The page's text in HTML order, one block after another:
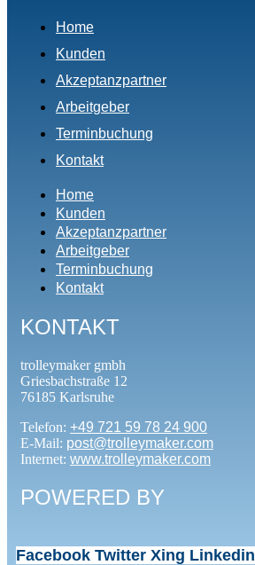
Home
Kunden
Akzeptanzpartner
Arbeitgeber
Terminbuchung
Kontakt
Home
Kunden
Akzeptanzpartner
Arbeitgeber
Terminbuchung
Kontakt
KONTAKT
trolleymaker gmbh
Griesbachstraße 12
76185 Karlsruhe
Telefon: +49 721 59 78 24 900
E-Mail: post@trolleymaker.com
Internet: www.trolleymaker.com
POWERED BY
Facebook Twitter Xing Linkedin